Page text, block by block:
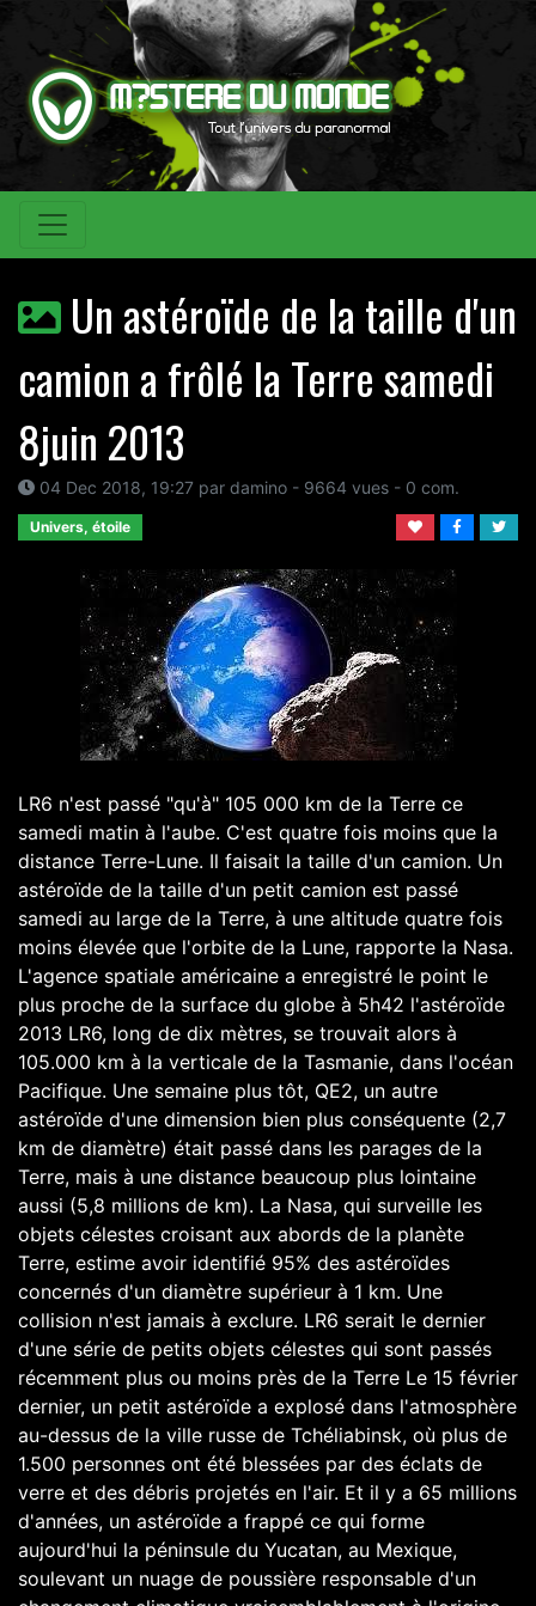
Un astéroïde de la taille d'un
camion a frôlé la Terre samedi
8juin 2013
04 Dec 2018, 19:27 par damino - 9664 vues - 0 com.
Univers, étoile
LR6 n'est passé "qu'à" 105 000 km de la Terre ce
samedi matin à l'aube. C'est quatre fois moins que la
distance Terre-Lune. Il faisait la taille d'un camion. Un
astéroïde de la taille d'un petit camion est passé
samedi au large de la Terre, à une altitude quatre fois
moins élevée que l'orbite de la Lune, rapporte la Nasa.
L'agence spatiale américaine a enregistré le point le
plus proche de la surface du globe à 5h42 l'astéroïde
2013 LR6, long de dix mètres, se trouvait alors à
105.000 km à la verticale de la Tasmanie, dans l'océan
Pacifique. Une semaine plus tôt, QE2, un autre
astéroïde d'une dimension bien plus conséquente (2,7
km de diamètre) était passé dans les parages de la
Terre, mais à une distance beaucoup plus lointaine
aussi (5,8 millions de km). La Nasa, qui surveille les
objets célestes croisant aux abords de la planète
Terre, estime avoir identifié 95% des astéroïdes
concernés d'un diamètre supérieur à 1 km. Une
collision n'est jamais à exclure. LR6 serait le dernier
d'une série de petits objets célestes qui sont passés
récemment plus ou moins près de la Terre Le 15 février
dernier, un petit astéroïde a explosé dans l'atmosphère
au-dessus de la ville russe de Tchéliabinsk, où plus de
1.500 personnes ont été blessées par des éclats de
verre et des débris projetés en l'air. Et il y a 65 millions
d'années, un astéroïde a frappé ce qui forme
aujourd'hui la péninsule du Yucatan, au Mexique,
soulevant un nuage de poussière responsable d'un